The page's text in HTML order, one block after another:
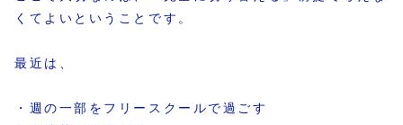
くてよいということです。
最近は、
・週の一部をフリースクールで過ごす